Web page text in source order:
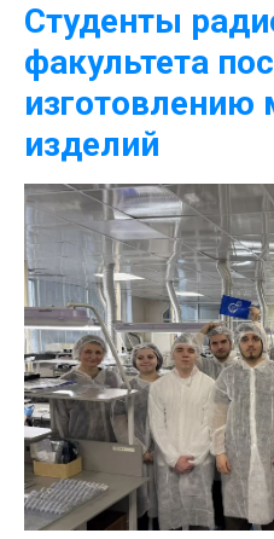
Студенты
факультета
изготовлению
изделий